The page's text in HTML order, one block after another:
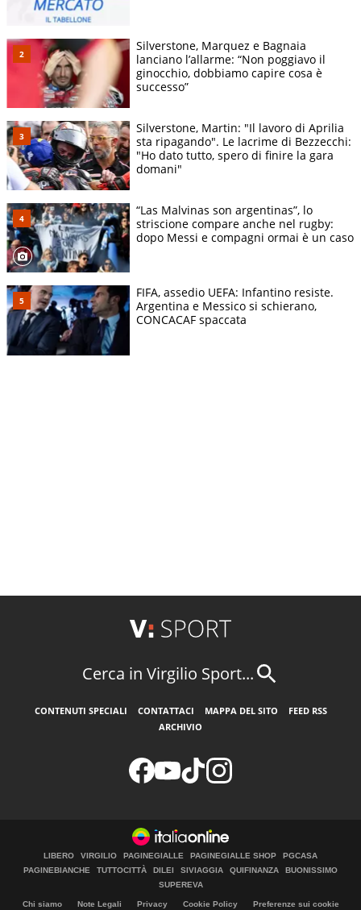
Silverstone, Marquez e Bagnaia
lanciano l’allarme: “Non poggiavo il
ginocchio, dobbiamo capire cosa è
successo”
Silverstone, Martin: "Il lavoro di Aprilia
sta ripagando". Le lacrime di Bezzecchi:
"Ho dato tutto, spero di finire la gara
domani"
“Las Malvinas son argentinas”, lo
striscione compare anche nel rugby:
dopo Messi e compagni ormai è un caso
FIFA, assedio UEFA: Infantino resiste.
Argentina e Messico si schierano,
CONCACAF spaccata
Cerca in Virgilio Sport...
CONTENUTI SPECIALI CONTATTACI MAPPA DEL SITO
FEED RSS
ARCHIVIO
LIBERO VIRGILIO PAGINEGIALLE PAGINEGIALLE SHOP
PGCASA
PAGINEBIANCHE
TUTTOCITTÀ DILEI SIVIAGGIA QUIFINANZA
BUONISSIMO
SUPEREVA
Chi siamo Note Legali Privacy Cookie Policy Preferenze sui cookie